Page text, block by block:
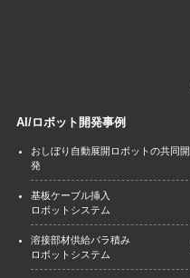
AI/ロボット開発事例
おしぼり自動展開ロボットの共同開
発
基板ケーブル挿入
ロボットシステム
溶接部材供給バラ積み
ロボットシステム